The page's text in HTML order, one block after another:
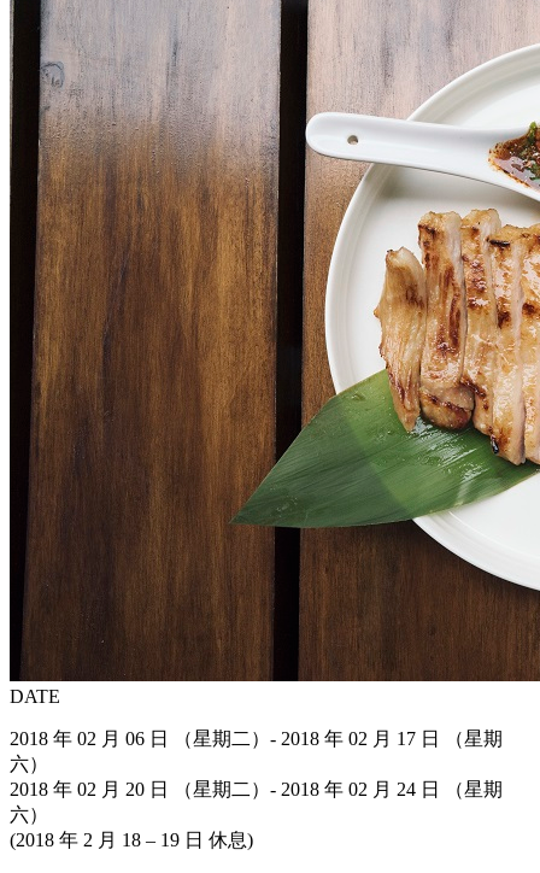
DATE
2018 年 02 月 06 日 （星期二）- 2018 年 02 月 17 日 （星期
六）
2018 年 02 月 20 日 （星期二）- 2018 年 02 月 24 日 （星期
六）
(2018 年 2 月 18 – 19 日 休息)